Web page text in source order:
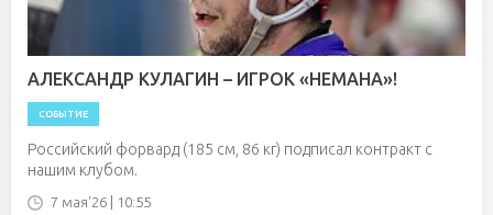
АЛЕКСАНДР КУЛАГИН – ИГРОК «НЕМАНА»!
СОБЫТИЕ
Российский форвард (185 см, 86 кг) подписал контракт с
нашим клубом.
7 мая'26 | 10:55